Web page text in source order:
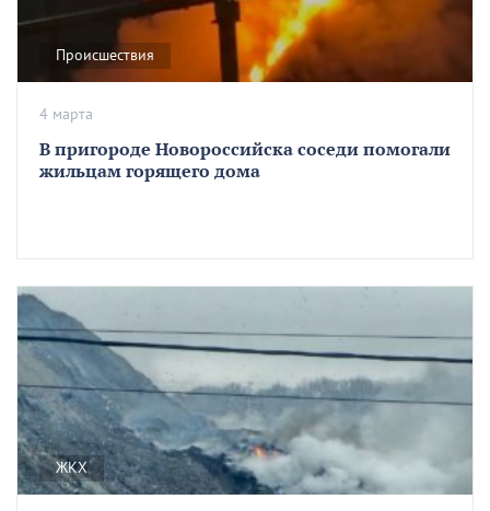
Происшествия
В пригороде Новороссийска соседи помогали
жильцам горящего дома
4 марта
ЖКХ